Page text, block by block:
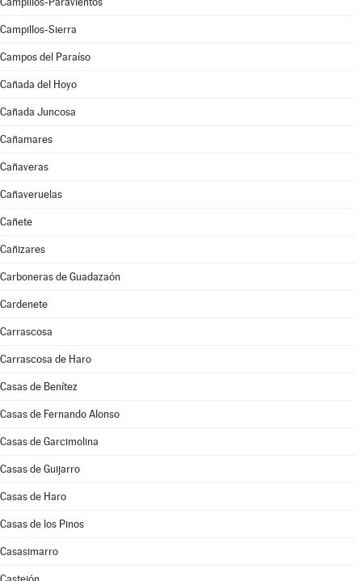
Campillos-Sierra
Campos del Paraíso
Cañada del Hoyo
Cañada Juncosa
Cañamares
Cañaveras
Cañaveruelas
Cañete
Cañizares
Carboneras de Guadazaón
Cardenete
Carrascosa
Carrascosa de Haro
Casas de Benítez
Casas de Fernando Alonso
Casas de Garcimolina
Casas de Guijarro
Casas de Haro
Casas de los Pinos
Casasimarro